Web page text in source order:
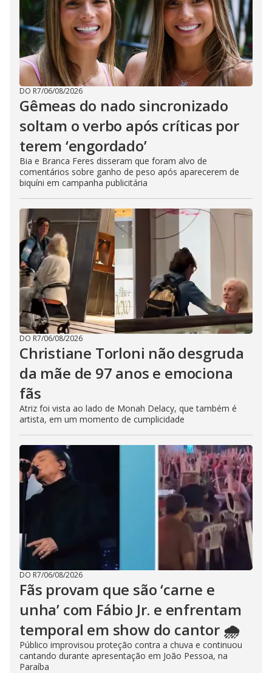
DO R7/06/08/2026
Gêmeas do nado sincronizado
soltam o verbo após críticas por
terem ‘engordado’
Bia e Branca Feres disseram que foram alvo de
comentários sobre ganho de peso após aparecerem de
biquíni em campanha publicitária
DO R7/06/08/2026
Christiane Torloni não desgruda
da mãe de 97 anos e emociona
fãs
Atriz foi vista ao lado de Monah Delacy, que também é
artista, em um momento de cumplicidade
DO R7/06/08/2026
Fãs provam que são ‘carne e
unha’ com Fábio Jr. e enfrentam
temporal em show do cantor 🌧️
Público improvisou proteção contra a chuva e continuou
cantando durante apresentação em João Pessoa, na
Paraíba